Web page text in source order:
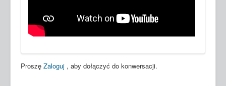
Proszę Zaloguj , aby dołączyć do konwersacji.